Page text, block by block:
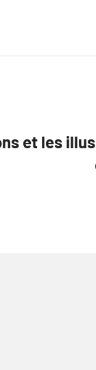
et les